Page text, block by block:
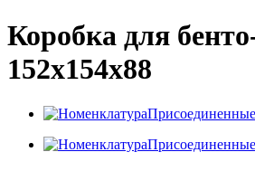
Коробка для
152х154х88